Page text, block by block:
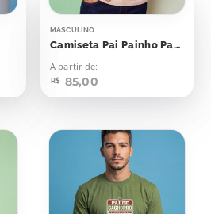
MASCULINO
Camiseta Pai Painho Paizão
A partir de:
R$ 85,00